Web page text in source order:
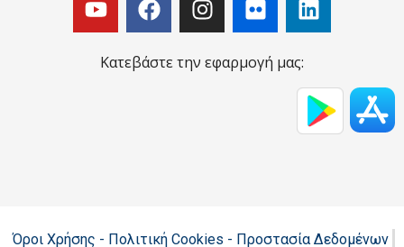
Κατεβάστε την εφαρμογή μας:
Όροι Χρήσης - Πολιτική Cookies - Προστασία Δεδομένων